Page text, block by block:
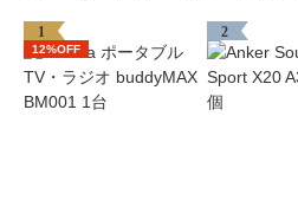
1
12%OFF
2